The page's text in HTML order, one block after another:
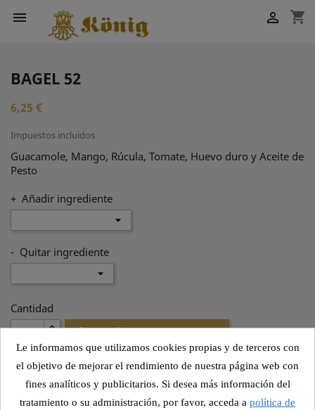
 shopping_cart

BAGEL 52
6,25 €
Impuestos incluidos
Guacamole, Mango, Rúcula, Tomate, Huevo duro y Aceite de
Pesto
+ Añadir ingrediente
- Quitar ingrediente
Cantidad

Compartir
Le informamos que utilizamos cookies propias y de terceros con
el objetivo de mejorar el rendimiento de nuestra página web con
fines analíticos y publicitarios. Si desea más información del
tratamiento o su administración, por favor, acceda a política de